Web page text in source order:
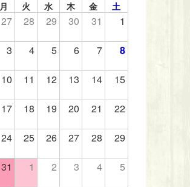
月 火 水 木 金 土
27 28 29 30 31 1
3 4 5 6 7 8
10 11 12 13 14 15
17 18 19 20 21 22
24 25 26 27 28 29
31 1 2 3 4 5